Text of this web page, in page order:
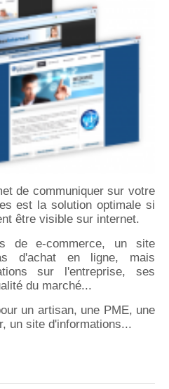
de communiquer sur votre
est la solution optimale si
être visible sur internet.
de e-commerce, un site
d'achat en ligne, mais
sur l'entreprise, ses
du marché...
un artisan, une PME, une
un site d'informations...